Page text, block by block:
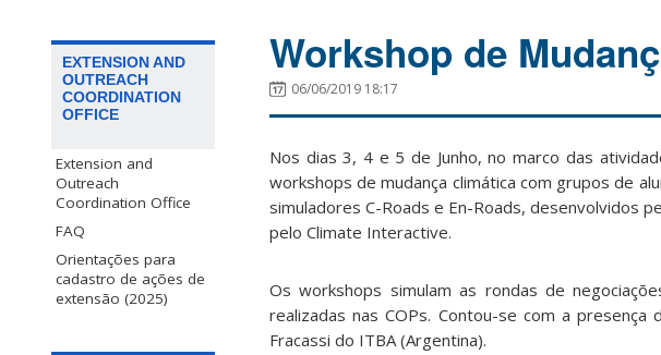
EXTENSION AND
OUTREACH
COORDINATION
OFFICE
Extension and
Outreach
Coordination Office
FAQ
Orientações para
cadastro de ações de
extensão (2025)
Workshop de
06/06/2019 18:17
Nos dias 3, 4 e 5 de Junho, no marco das
workshops de mudança climática com grupos de
simuladores C-Roads e En-Roads, desenvolvidos
pelo Climate Interactive.
Os workshops simulam as rondas de
realizadas nas COPs. Contou-se com a
Fracassi do ITBA (Argentina).